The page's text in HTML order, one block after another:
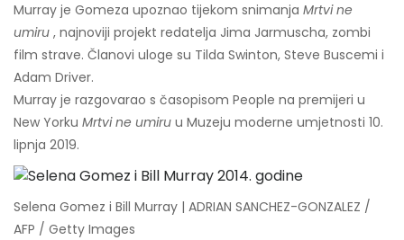
Murray je Gomeza upoznao tijekom snimanja Mrtvi ne
umiru , najnoviji projekt redatelja Jima Jarmuscha, zombi
film strave. Članovi uloge su Tilda Swinton, Steve Buscemi i
Adam Driver.
Murray je razgovarao s časopisom People na premijeri u
New Yorku Mrtvi ne umiru u Muzeju moderne umjetnosti 10.
lipnja 2019.
Selena Gomez i Bill Murray | ADRIAN SANCHEZ-GONZALEZ /
AFP / Getty Images